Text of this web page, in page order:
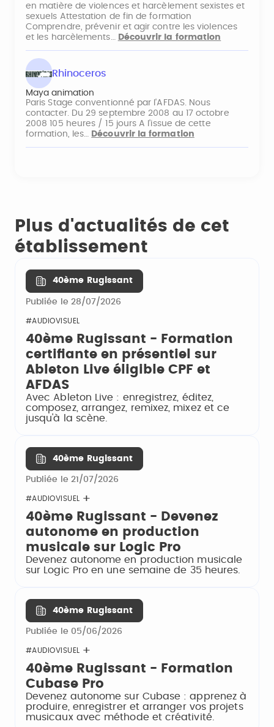
en matière de violences et harcèlement sexistes et
sexuels Attestation de fin de formation
Comprendre, prévenir et agir contre les violences
et les harcèlements… Découvrir la formation
Rhinoceros
Maya animation
Paris Stage conventionné par l'AFDAS. Nous
contacter. Du 29 septembre 2008 au 17 octobre
2008 105 heures / 15 jours A l'issue de cette
formation, les…
Découvrir la formation
Plus d'actualités de cet
établissement
40ème Rugissant
Publiée le 28/07/2026
#AUDIOVISUEL
40ème Rugissant - Formation
certifiante en présentiel sur
Ableton Live éligible CPF et
AFDAS
Avec Ableton Live : enregistrez, éditez,
composez, arrangez, remixez, mixez et ce
jusqu'à la scène.
40ème Rugissant
Publiée le 21/07/2026
#AUDIOVISUEL
40ème Rugissant - Devenez
autonome en production
musicale sur Logic Pro
Devenez autonome en production musicale
sur Logic Pro en une semaine de 35 heures.
40ème Rugissant
Publiée le 05/06/2026
#AUDIOVISUEL
40ème Rugissant - Formation
Cubase Pro
Devenez autonome sur Cubase : apprenez à
produire, enregistrer et arranger vos projets
musicaux avec méthode et créativité.